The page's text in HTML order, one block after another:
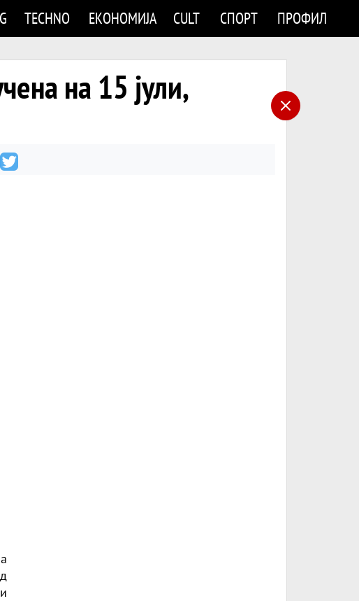
TECHNO ЕКОНОМИЈА CULT СПОРТ ПРОФИЛ
на 15 јули,